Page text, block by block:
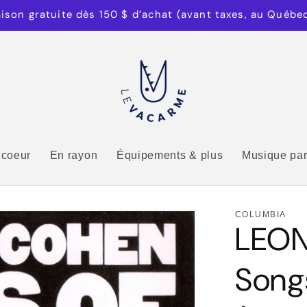
gratuite dès 150 $ d’achat (avant taxes, au
En rayon Équipements & plus Musique
COLUMBIA